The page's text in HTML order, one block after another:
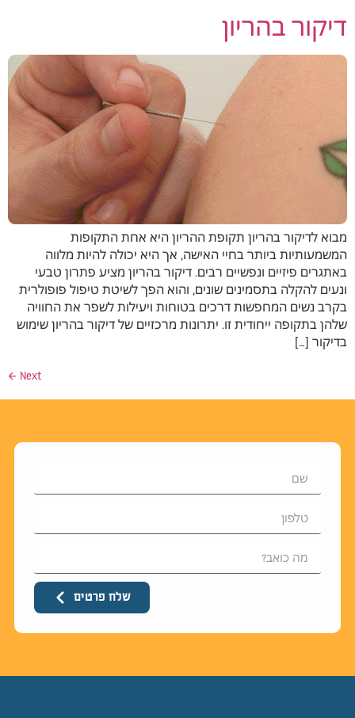
דיקור בהריון
מבוא לדיקור בהריון תקופת ההריון היא אחת התקופות
המשמעותיות ביותר בחיי האישה, אך היא יכולה להיות מלווה
באתגרים פיזיים ונפשיים רבים. דיקור בהריון מציע פתרון טבעי
ונעים להקלה בתסמינים שונים, והוא הפך לשיטת טיפול פופולרית
בקרב נשים המחפשות דרכים בטוחות ויעילות לשפר את החוויה
שלהן בתקופה ייחודית זו. יתרונות מרכזיים של דיקור בהריון שימוש
בדיקור […]
Next
←
שלח פרטים